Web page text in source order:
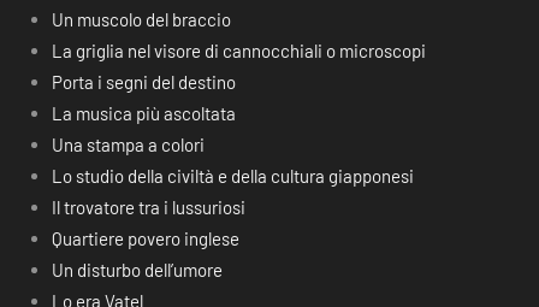
Un muscolo del braccio
La griglia nel visore di cannocchiali o microscopi
Porta i segni del destino
La musica più ascoltata
Una stampa a colori
Lo studio della civiltà e della cultura giapponesi
Il trovatore tra i lussuriosi
Quartiere povero inglese
Un disturbo dell’umore
Lo era Vatel